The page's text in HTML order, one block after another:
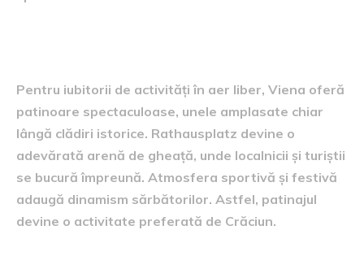
Pentru iubitorii de activități în aer liber, Viena oferă
patinoare spectaculoase, unele amplasate chiar
lângă clădiri istorice. Rathausplatz devine o
adevărată arenă de gheață, unde localnicii și turiștii
se bucură împreună. Atmosfera sportivă și festivă
adaugă dinamism sărbătorilor. Astfel, patinajul
devine o activitate preferată de Crăciun.